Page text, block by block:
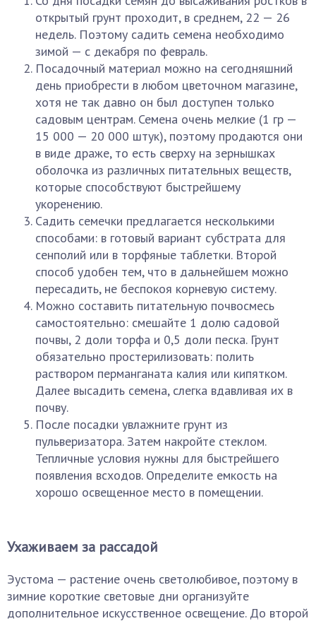
открытый грунт проходит, в среднем, 22 — 26
недель. Поэтому садить семена необходимо
зимой — с декабря по февраль.
Посадочный материал можно на сегодняшний
день приобрести в любом цветочном магазине,
хотя не так давно он был доступен только
садовым центрам. Семена очень мелкие (1 гр —
15 000 — 20 000 штук), поэтому продаются они
в виде драже, то есть сверху на зернышках
оболочка из различных питательных веществ,
которые способствуют быстрейшему
укоренению.
Садить семечки предлагается несколькими
способами: в готовый вариант субстрата для
сенполий или в торфяные таблетки. Второй
способ удобен тем, что в дальнейшем можно
пересадить, не беспокоя корневую систему.
Можно составить питательную почвосмесь
самостоятельно: смешайте 1 долю садовой
почвы, 2 доли торфа и 0,5 доли песка. Грунт
обязательно простерилизовать: полить
раствором перманганата калия или кипятком.
Далее высадить семена, слегка вдавливая их в
почву.
После посадки увлажните грунт из
пульверизатора. Затем накройте стеклом.
Тепличные условия нужны для быстрейшего
появления всходов. Определите емкость на
хорошо освещенное место в помещении.
Ухаживаем за рассадой
Эустома — растение очень светолюбивое, поэтому в
зимние короткие световые дни организуйте
дополнительное искусственное освещение. До второй